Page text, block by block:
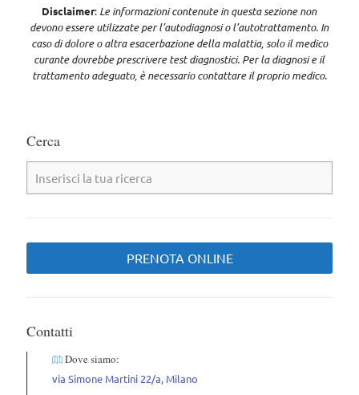
Disclaimer: Le informazioni contenute in questa sezione non
devono essere utilizzate per l’autodiagnosi o l’autotrattamento. In
caso di dolore o altra esacerbazione della malattia, solo il medico
curante dovrebbe prescrivere test diagnostici. Per la diagnosi e il
trattamento adeguato, è necessario contattare il proprio medico.
Cerca
PRENOTA ONLINE
Contatti
Dove siamo:
via Simone Martini 22/a, Milano